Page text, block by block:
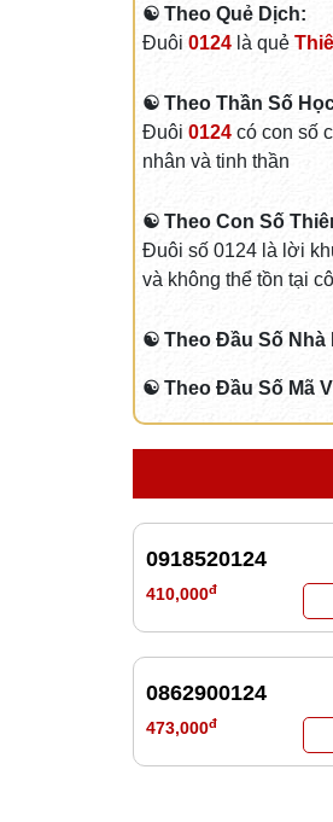
☯ Theo Quẻ Dịch:
Đuôi 0124là quẻ
☯ Theo Thần Số
Đuôi 0124có con số
nhân và tinh thần
☯ Theo Con Số
Đuôi số 0124 là lời
và không thể tồn tại
☯ Theo Đầu Số Nhà
☯ Theo Đầu Số Mã
0918520124
410,000đ
0862900124
473,000đ